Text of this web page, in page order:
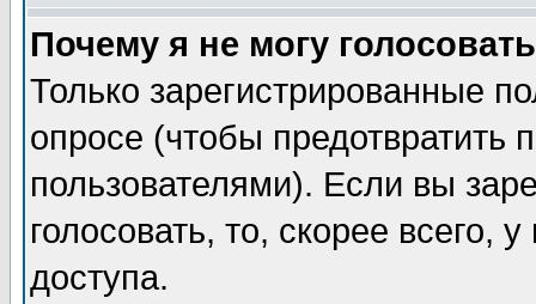
Почему я не могу
Только зарегистрированные
опросе (чтобы предотвратить
пользователями). Если вы
голосовать, то, скорее всего,
доступа.